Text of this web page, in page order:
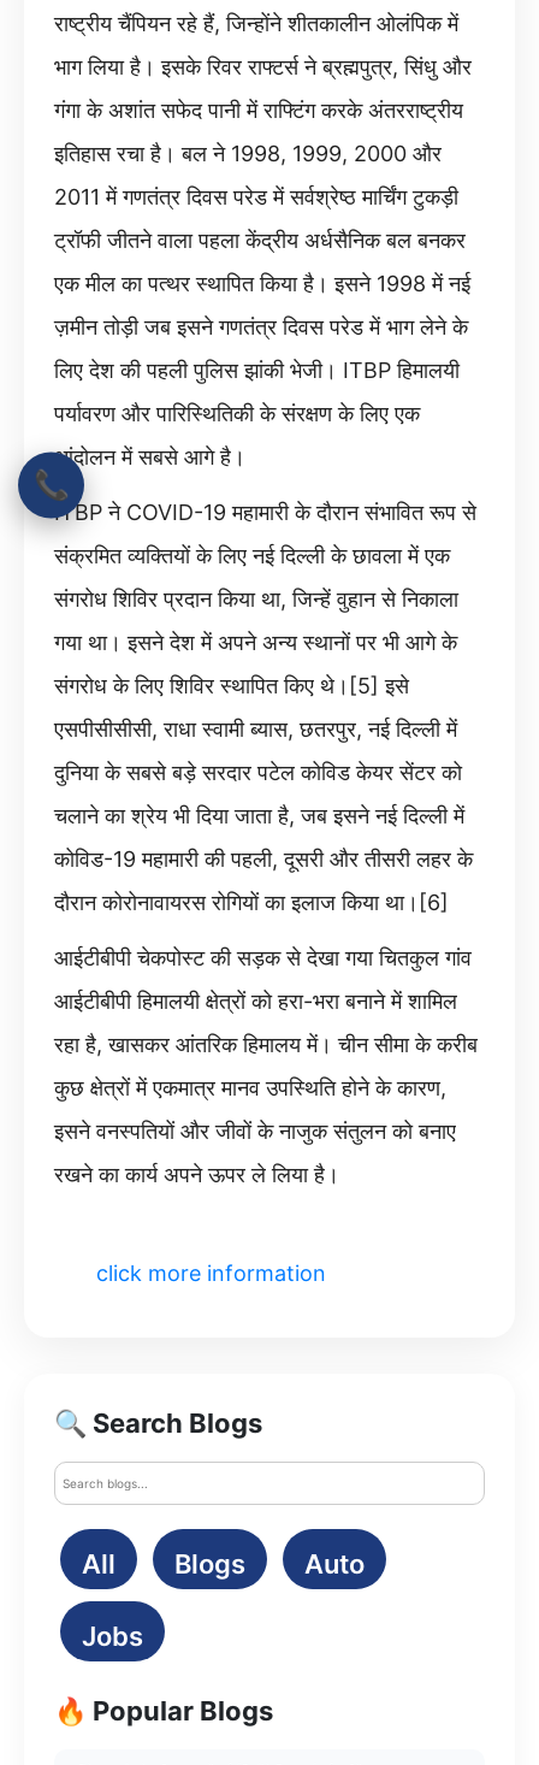
राष्ट्रीय चैंपियन रहे हैं, जिन्होंने शीतकालीन ओलंपिक में
भाग लिया है। इसके रिवर राफ्टर्स ने ब्रह्मपुत्र, सिंधु और
गंगा के अशांत सफेद पानी में राफ्टिंग करके अंतरराष्ट्रीय
इतिहास रचा है। बल ने 1998, 1999, 2000 और
2011 में गणतंत्र दिवस परेड में सर्वश्रेष्ठ मार्चिंग टुकड़ी
ट्रॉफी जीतने वाला पहला केंद्रीय अर्धसैनिक बल बनकर
एक मील का पत्थर स्थापित किया है। इसने 1998 में नई
ज़मीन तोड़ी जब इसने गणतंत्र दिवस परेड में भाग लेने के
लिए देश की पहली पुलिस झांकी भेजी। ITBP हिमालयी
पर्यावरण और पारिस्थितिकी के संरक्षण के लिए एक
आंदोलन में सबसे आगे है।
ITBP ने COVID-19 महामारी के दौरान संभावित रूप से
संक्रमित व्यक्तियों के लिए नई दिल्ली के छावला में एक
संगरोध शिविर प्रदान किया था, जिन्हें वुहान से निकाला
गया था। इसने देश में अपने अन्य स्थानों पर भी आगे के
संगरोध के लिए शिविर स्थापित किए थे।[5] इसे
एसपीसीसीसी, राधा स्वामी ब्यास, छतरपुर, नई दिल्ली में
दुनिया के सबसे बड़े सरदार पटेल कोविड केयर सेंटर को
चलाने का श्रेय भी दिया जाता है, जब इसने नई दिल्ली में
कोविड-19 महामारी की पहली, दूसरी और तीसरी लहर के
दौरान कोरोनावायरस रोगियों का इलाज किया था।[6]
आईटीबीपी चेकपोस्ट की सड़क से देखा गया चितकुल गांव
आईटीबीपी हिमालयी क्षेत्रों को हरा-भरा बनाने में शामिल
रहा है, खासकर आंतरिक हिमालय में। चीन सीमा के करीब
कुछ क्षेत्रों में एकमात्र मानव उपस्थिति होने के कारण,
इसने वनस्पतियों और जीवों के नाजुक संतुलन को बनाए
रखने का कार्य अपने ऊपर ले लिया है।
click more information
🔍 Search Blogs
All Blogs Auto
Jobs
🔥 Popular Blogs
📞